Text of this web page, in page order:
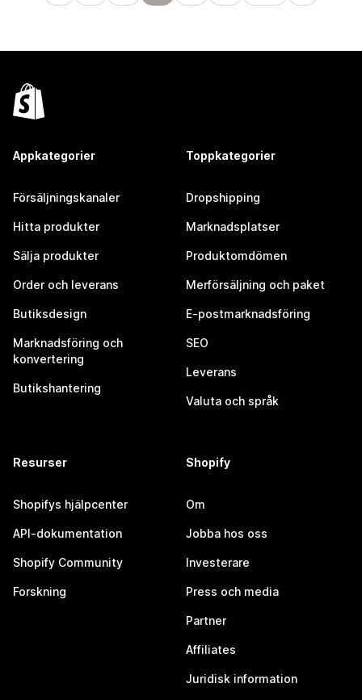
Appkategorier
Försäljningskanaler
Hitta produkter
Sälja produkter
Order och leverans
Butiksdesign
Marknadsföring och
konvertering
Butikshantering
Toppkategorier
Dropshipping
Marknadsplatser
Produktomdömen
Merförsäljning och paket
E-postmarknadsföring
SEO
Leverans
Valuta och språk
Resurser
Shopifys hjälpcenter
API-dokumentation
Shopify Community
Forskning
Shopify
Om
Jobba hos oss
Investerare
Press och media
Partner
Affiliates
Juridisk information